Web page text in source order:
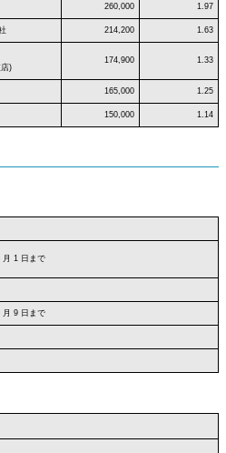
260,000 1.97
214,200 1.63
)
174,900 1.33
165,000 1.25
150,000 1.14
月 1 日まで
月 9 日まで